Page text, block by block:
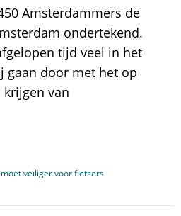
Amsterdammers de
ondertekend.
tijd veel in het
gaan door met het op
krijgen van
veiliger voor fietsers